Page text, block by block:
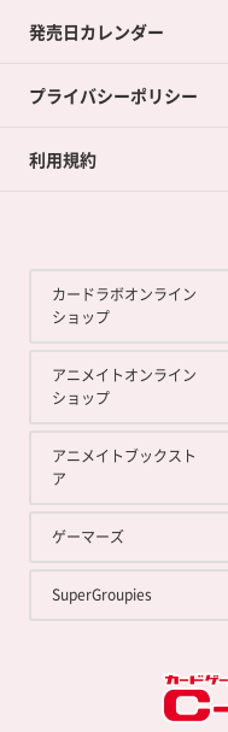
買取承諾書について
ポイント交換景品
発売日カレンダー
プライバシーポリシー
利用規約
カードラボオンライン
ショップ
アニメイトオンライン
ショップ
アニメイトブックスト
ア
ゲーマーズ
SuperGroupies